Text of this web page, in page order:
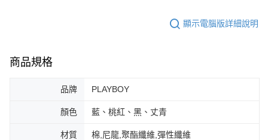
顯示電腦版詳細說明
商品規格
品牌 PLAYBOY
顏色 藍、桃紅、黑、丈青
材質 棉,尼龍,聚酯纖維,彈性纖維